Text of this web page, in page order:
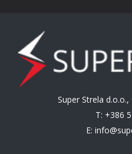
Super Strela
T: +386
E: